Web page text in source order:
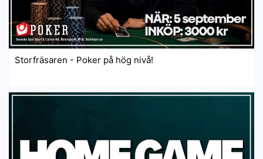
Storfräsaren - Poker på hög nivå!